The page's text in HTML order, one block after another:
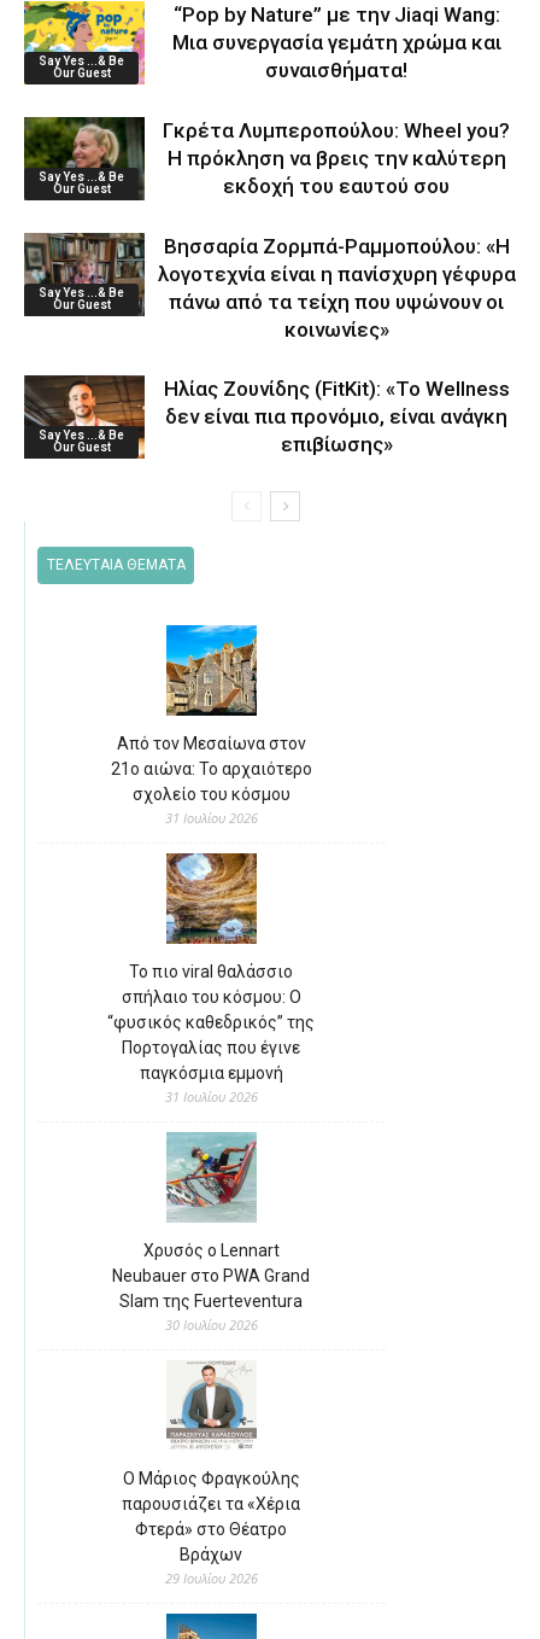
Say Yes ...& Be
Our Guest
“Pop by Nature” με την Jiaqi Wang:
Μια συνεργασία γεμάτη χρώμα και
συναισθήματα!
Say Yes ...& Be
Our Guest
Γκρέτα Λυμπεροπούλου: Wheel you?
Η πρόκληση να βρεις την καλύτερη
εκδοχή του εαυτού σου
Say Yes ...& Be
Our Guest
Βησσαρία Ζορμπά-Ραμμοπούλου: «Η
λογοτεχνία είναι η πανίσχυρη γέφυρα
πάνω από τα τείχη που υψώνουν οι
κοινωνίες»
Say Yes ...& Be
Our Guest
Ηλίας Ζουνίδης (FitKit): «Το Wellness
δεν είναι πια προνόμιο, είναι ανάγκη
επιβίωσης»
ΤΕΛΕΥΤΑΙΑ ΘΕΜΑΤΑ
Από τον Μεσαίωνα στον
21ο αιώνα: Το αρχαιότερο
σχολείο του κόσμου
31 Ιουλίου 2026
Το πιο viral θαλάσσιο
σπήλαιο του κόσμου: Ο
“φυσικός καθεδρικός” της
Πορτογαλίας που έγινε
παγκόσμια εμμονή
31 Ιουλίου 2026
Χρυσός ο Lennart
Neubauer στο PWA Grand
Slam της Fuerteventura
30 Ιουλίου 2026
Ο Μάριος Φραγκούλης
παρουσιάζει τα «Χέρια
Φτερά» στο Θέατρο
Βράχων
29 Ιουλίου 2026